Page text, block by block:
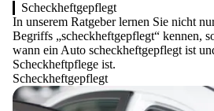
Scheckheftgepflegt
In unserem Ratgeber lernen Sie nicht
Begriffs „scheckheftgepflegt“ kennen,
wann ein Auto scheckheftgepflegt ist
Scheckheftpflege ist.
Scheckheftgepflegt